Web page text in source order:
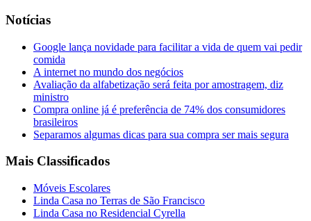
Notícias
Google lança novidade para facilitar a vida de quem vai pedir
comida
A internet no mundo dos negócios
Avaliação da alfabetização será feita por amostragem, diz
ministro
Compra online já é preferência de 74% dos consumidores
brasileiros
Separamos algumas dicas para sua compra ser mais segura
Mais Classificados
Móveis Escolares
Linda Casa no Terras de São Francisco
Linda Casa no Residencial Cyrella